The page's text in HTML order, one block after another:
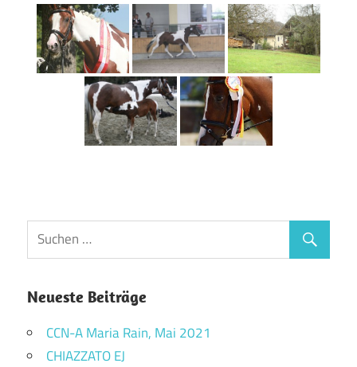
Neueste Beiträge
CCN-A Maria Rain, Mai 2021
CHIAZZATO EJ